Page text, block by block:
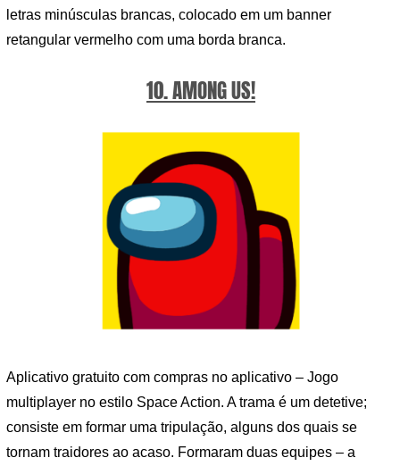
letras minúsculas brancas, colocado em um banner
retangular vermelho com uma borda branca.
10. AMONG US!
Aplicativo gratuito com compras no aplicativo – Jogo
multiplayer no estilo Space Action. A trama é um detetive;
consiste em formar uma tripulação, alguns dos quais se
tornam traidores ao acaso. Formaram duas equipes – a